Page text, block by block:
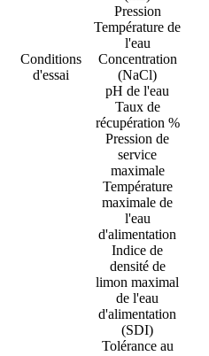
Conditions
d'essai
Pression
Température de
l'eau
Concentration
(NaCl)
pH de l'eau
Taux de
récupération %
Pression de
service
maximale
Température
maximale de
l'eau
d'alimentation
Indice de
densité de
limon maximal
de l'eau
d'alimentation
(SDI)
Tolérance au